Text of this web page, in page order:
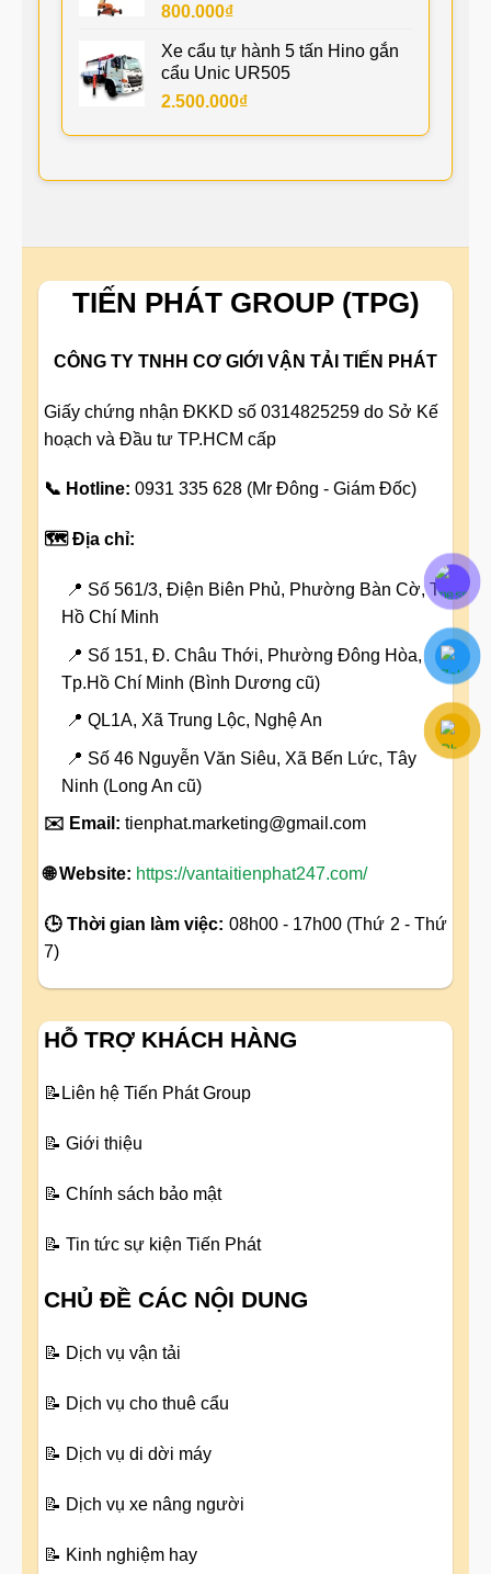
800.000₫
Xe cẩu tự hành 5 tấn Hino gắn
cẩu Unic UR505
2.500.000₫
TIẾN PHÁT GROUP (TPG)
CÔNG TY TNHH CƠ GIỚI VẬN TẢI TIẾN PHÁT
Giấy chứng nhận ĐKKD số 0314825259 do Sở Kế
hoạch và Đầu tư TP.HCM cấp
📞 Hotline: 0931 335 628 (Mr Đông - Giám Đốc)
🗺️ Địa chỉ:
📍 Số 561/3, Điện Biên Phủ, Phường Bàn Cờ, TP
Hồ Chí Minh
📍 Số 151, Đ. Châu Thới, Phường Đông Hòa,
Tp.Hồ Chí Minh (Bình Dương cũ)
📍 QL1A, Xã Trung Lộc, Nghệ An
📍 Số 46 Nguyễn Văn Siêu, Xã Bến Lức, Tây
Ninh (Long An cũ)
✉️ Email: tienphat.marketing@gmail.com
🌐 Website: https://vantaitienphat247.com/
🕒 Thời gian làm việc: 08h00 - 17h00 (Thứ 2 - Thứ
7)
HỖ TRỢ KHÁCH HÀNG
📝 Liên hệ Tiến Phát Group
📝 Giới thiệu
📝 Chính sách bảo mật
📝 Tin tức sự kiện Tiến Phát
CHỦ ĐỀ CÁC NỘI DUNG
📝 Dịch vụ vận tải
📝 Dịch vụ cho thuê cẩu
📝 Dịch vụ di dời máy
📝 Dịch vụ xe nâng người
📝 Kinh nghiệm hay